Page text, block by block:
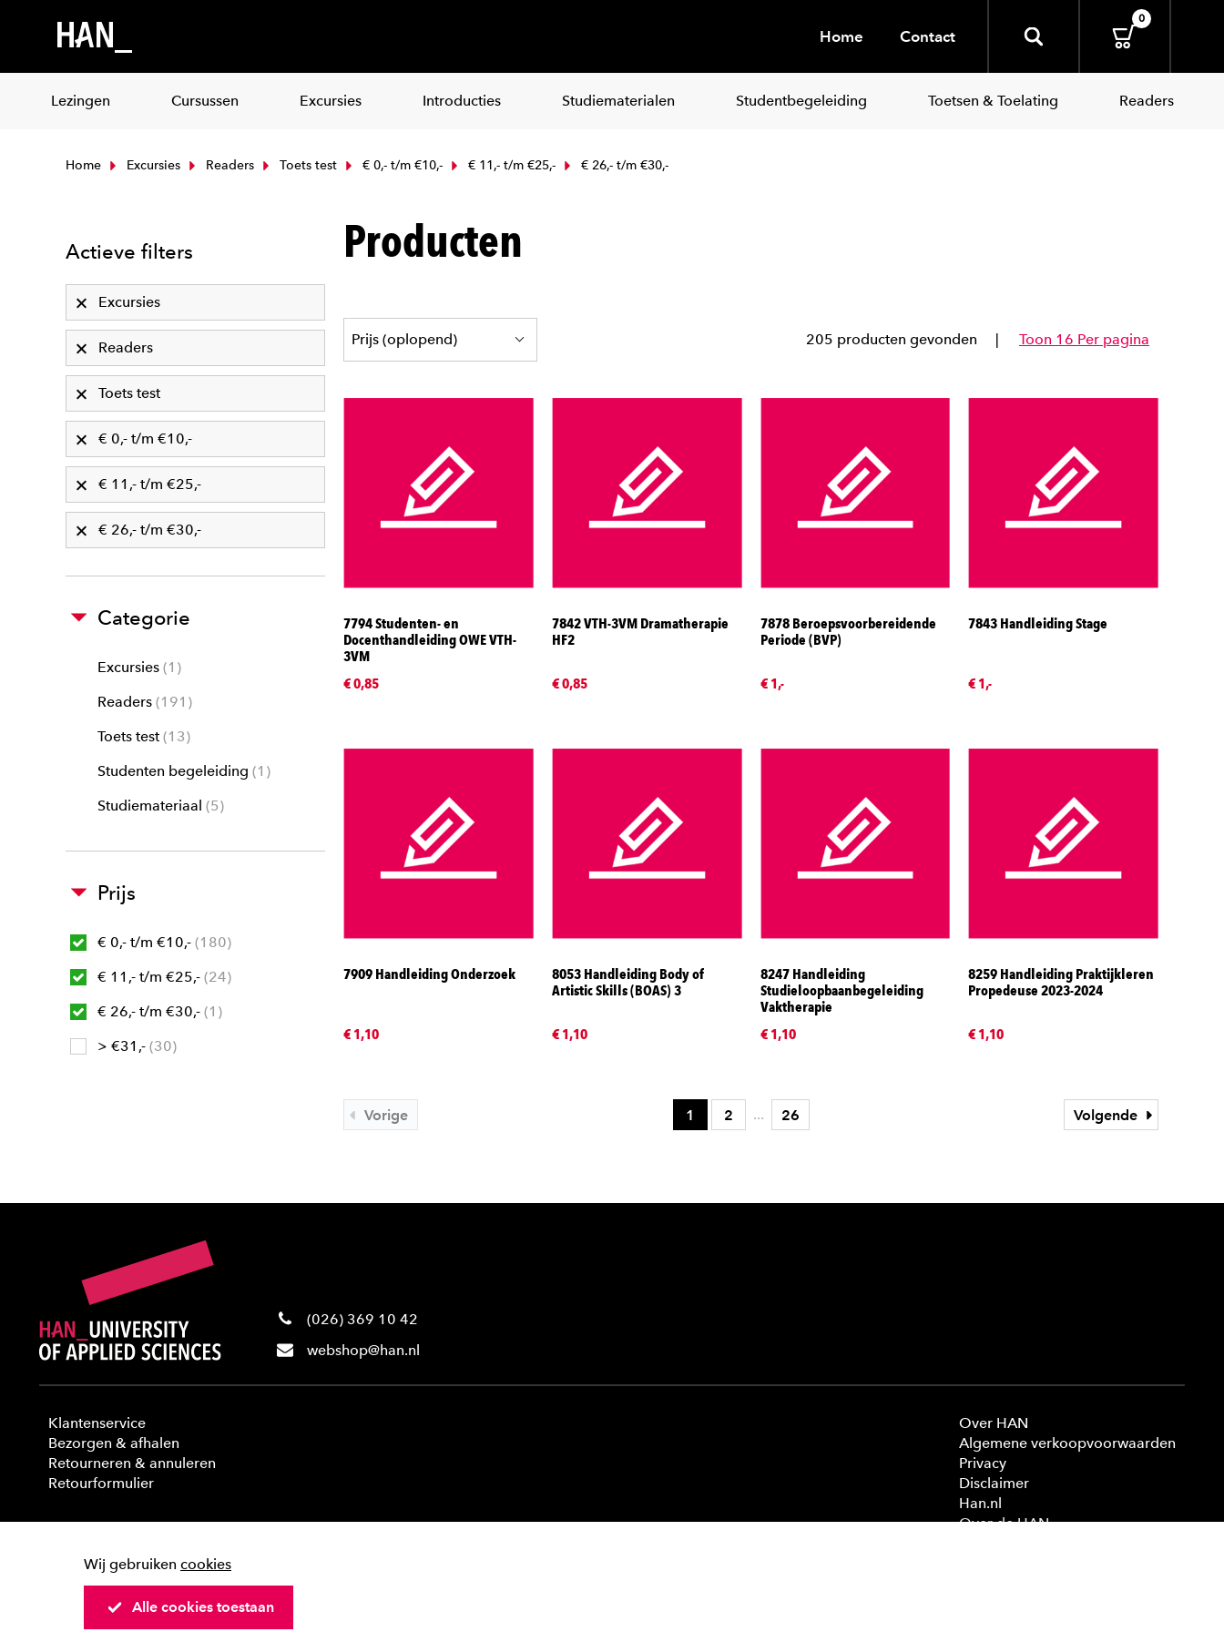
Home Contact
0
Lezingen Cursussen Excursies Introducties Studiematerialen Studentbegeleiding Toetsen & Toelating Readers
Home Excursies Readers Toets test € 0,- t/m €10,- € 11,- t/m €25,- € 26,- t/m €30,-
Actieve filters
Excursies
Readers
Toets test
€ 0,- t/m €10,-
€ 11,- t/m €25,-
€ 26,- t/m €30,-
Categorie
Excursies 1
Readers 191
Toets test 13
Studenten begeleiding
1
Studiemateriaal 5
Prijs
€ 0,- t/m €10,- 180
€ 11,- t/m €25,- 24
€ 26,- t/m €30,- 1
> €31,- 30
Producten
205 producten gevonden Toon 16 Per pagina
7794 Studenten- en
Docenthandleiding OWE VTH-
3VM
€ 0,85
7842 VTH-3VM Dramatherapie
HF2
€ 0,85
7878 Beroepsvoorbereidende
Periode (BVP)
€ 1,-
7843 Handleiding Stage
€ 1,-
7909 Handleiding Onderzoek
€ 1,10
8053 Handleiding Body of
Artistic Skills (BOAS) 3
€ 1,10
8247 Handleiding
Studieloopbaanbegeleiding
Vaktherapie
€ 1,10
8259 Handleiding Praktijkleren
Propedeuse 2023-2024
€ 1,10
Vorige Volgende
1 2 ... 26
(026) 369 10 42
webshop@han.nl
Klantenservice
Bezorgen & afhalen
Retourneren & annuleren
Retourformulier
Over HAN
Algemene verkoopvoorwaarden
Privacy
Disclaimer
Han.nl
Over de HAN
Wij gebruiken cookies
Alle cookies toestaan